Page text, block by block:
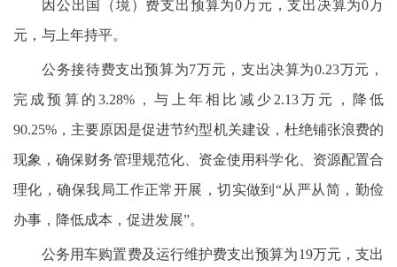
因公出国（境）费支出预算为0万元，支出决算为0万
元，与上年持平。
公务接待费支出预算为7万元，支出决算为0.23万元，
完成预算的3.28%，与上年相比减少2.13万元，降低
90.25%，主要原因是促进节约型机关建设，杜绝铺张浪费的
现象，确保财务管理规范化、资金使用科学化、资源配置合
理化，确保我局工作正常开展，切实做到“从严从简，勤俭
办事，降低成本，促进发展”。
公务用车购置费及运行维护费支出预算为19万元，支出